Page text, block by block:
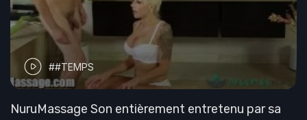
##TEMPS
NuruMassage Son entièrement entretenu par sa